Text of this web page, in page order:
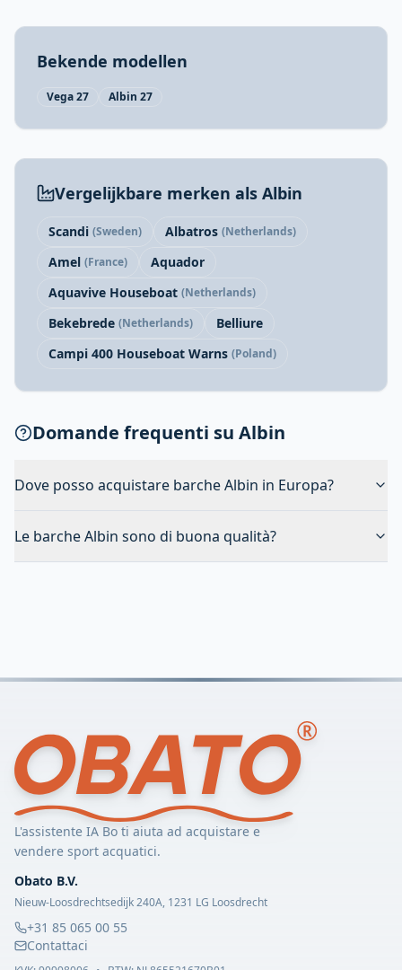
Bekende modellen
Vega 27 Albin 27
Vergelijkbare merken als Albin
Scandi (Sweden) Albatros (Netherlands)
Amel (France)
Aquador
Aquavive Houseboat (Netherlands)
Bekebrede (Netherlands)
Belliure
Campi 400 Houseboat Warns (Poland)
Domande frequenti su Albin
Dove posso acquistare barche Albin in Europa?
Le barche Albin sono di buona qualità?
L'assistente IA Bo ti aiuta ad acquistare e
vendere sport acquatici.
Obato B.V.
Nieuw-Loosdrechtsedijk 240A, 1231 LG Loosdrecht
+31 85 065 00 55
Contattaci